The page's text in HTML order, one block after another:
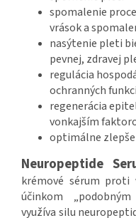
spomalenie
vrások a
nasýtenie pleti
pevnej, zdravej
regulácia
ochranných
regenerácia
vonkajším
optimálne
Neuropeptide
krémové sérum
účinkom
využíva silu